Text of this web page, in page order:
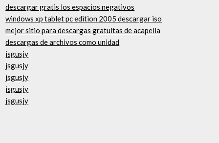
descargar gratis los espacios negativos
windows xp tablet pc edition 2005 descargar iso
mejor sitio para descargas gratuitas de acapella
descargas de archivos como unidad
jsgusjy
jsgusjy
jsgusjy
jsgusjy
jsgusjy